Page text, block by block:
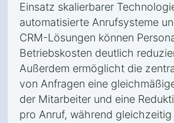
Einsatz skalierbarer
automatisierte Anrufsysteme
CRM-Lösungen können
Betriebskosten deutlich
Außerdem ermöglicht die
von Anfragen eine
der Mitarbeiter und eine
pro Anruf, während